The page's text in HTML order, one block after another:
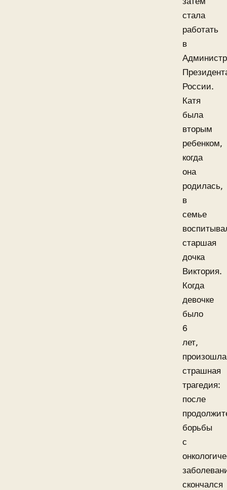
стала
работать
в
России.
Катя
была
вторым
ребенком,
когда
она
родилась,
в
семье
старшая
дочка
Виктория.
Когда
девочке
было
6
лет,
произошла
страшная
трагедия:
после
борьбы
с
скончался